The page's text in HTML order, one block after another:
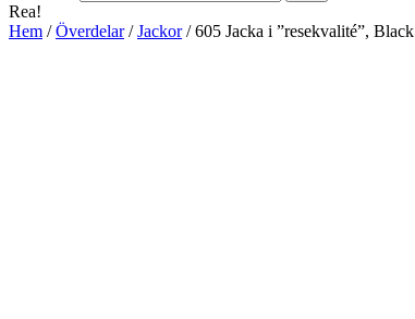
Rea!
Hem /Överdelar/Jackor/ 605 Jacka i ”resekvalité”, Black